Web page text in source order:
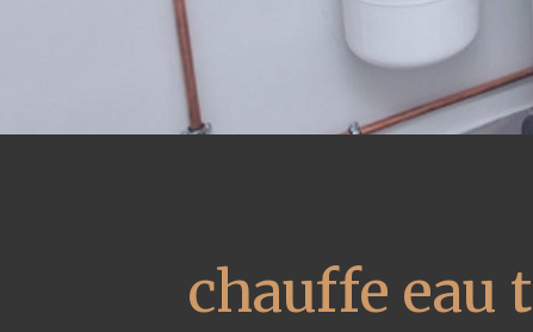
chauffe